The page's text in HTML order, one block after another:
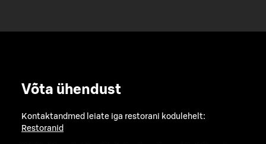
Võta ühendust
Kontaktandmed leiate iga restorani kodulehelt:
Restoranid